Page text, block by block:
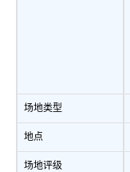
场地类型
地点
场地评级